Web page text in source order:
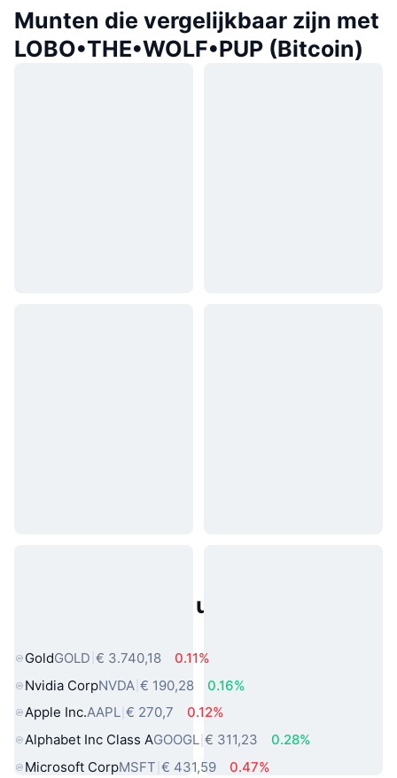
Munten die vergelijkbaar zijn met
LOBO•THE•WOLF•PUP (Bitcoin)
Populaire activa uit de echte
GoldGOLD € 3.740,18
0.11%
Nvidia CorpNVDA € 190,28
0.16%
Apple Inc.AAPL € 270,7
0.12%
Alphabet Inc Class AGOOGL € 311,23
0.28%
Microsoft CorpMSFT € 431,59 0.47%